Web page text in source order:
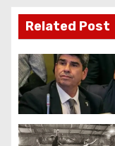
a
c
i
ó
Related Post